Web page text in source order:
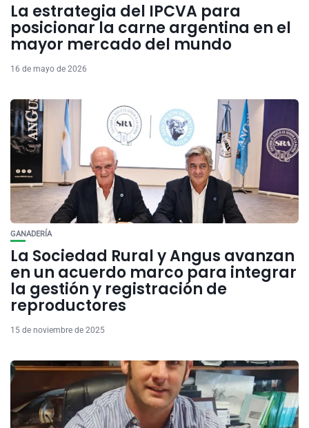
La estrategia del IPCVA para
posicionar la carne argentina en el
mayor mercado del mundo
16 de mayo de 2026
GANADERÍA
La Sociedad Rural y Angus avanzan
en un acuerdo marco para integrar
la gestión y registración de
reproductores
15 de noviembre de 2025